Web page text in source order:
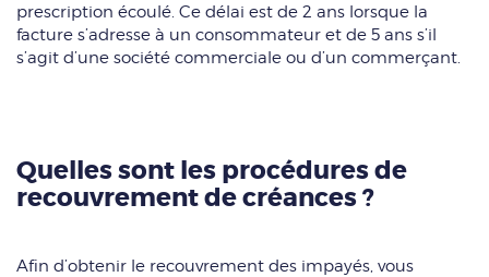
prescription écoulé. Ce délai est de 2 ans lorsque la
facture s’adresse à un consommateur et de 5 ans s’il
s’agit d’une société commerciale ou d’un commerçant.
Quelles sont les procédures de
recouvrement de créances ?
Afin d’obtenir le recouvrement des impayés, vous